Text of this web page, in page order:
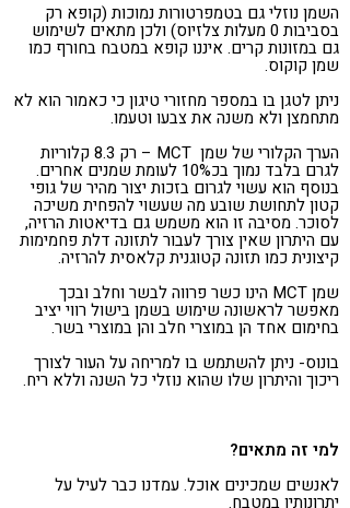
השמן נוזלי גם בטמפרטורות נמוכות (קופא רק
בסביבות 0 מעלות צלזיוס) ולכן מתאים לשימוש
גם במזונות קרים. איננו קופא במטבח בחורף כמו
שמן קוקוס.
ניתן לטגן בו במספר מחזורי טיגון כי כאמור הוא לא
מתחמצן ולא משנה את צבעו וטעמו.
הערך הקלורי של שמן MCT – רק 8.3 קלוריות
לגרם בלבד נמוך בכ10% לעומת שמנים אחרים.
בנוסף הוא עשוי לגרום בזכות יצור מהיר של גופי
קטון לתחושת שובע מה שעשוי להפחית משיכה
לסוכר. מסיבה זו הוא משמש גם בדיאטות הרזיה,
עם היתרון שאין צורך לעבור לתזונה דלת פחמימות
קיצונית כמו תזונה קטוגנית קלאסית להרזיה.
שמן MCT הינו כשר פרווה לבשר וחלב ובכך
מאפשר לראשונה שימוש בשמן בישול רווי יציב
בחימום אחד הן במוצרי חלב והן במוצרי בשר.
בונוס- ניתן להשתמש בו למריחה על העור לצורך
ריכוך והיתרון שלו שהוא נוזלי כל השנה וללא ריח.
למי זה מתאים?
לאנשים שמכינים אוכל. עמדנו כבר לעיל על
יתרונותיו במטבח.